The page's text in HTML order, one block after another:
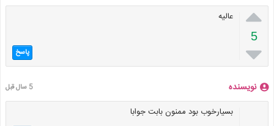

5

عالیه
پاسخ
نویسنده 5 سال قبل
بسیارخوب بود ممنون بابت جوابا